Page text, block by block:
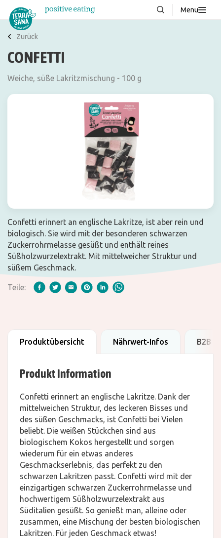
Menu
Über uns
Wissenswertes
Zurück
CONFETTI
Weiche, süße Lakritzmischung - 100 g
Confetti erinnert an englische Lakritze, ist aber rein und
biologisch. Sie wird mit der besonderen schwarzen
Zuckerrohrmelasse gesüßt und enthält reines
Süßholzwurzelextrakt. Mit mittelweicher Struktur und
süßem Geschmack.
Teile:
Produktübersicht Nährwert-Infos B2B
Produkt Information
Confetti erinnert an englische Lakritze. Dank der
mittelweichen Struktur, des leckeren Bisses und
des süßen Geschmacks, ist Confetti bei Vielen
beliebt. Die weißen Stückchen sind aus
biologischem Kokos hergestellt und sorgen
wiederum für ein etwas anderes
Geschmackserlebnis, das perfekt zu den
schwarzen Lakritzen passt. Confetti wird mit der
einzigartigen schwarzen Zuckerrohrmelasse und
hochwertigem Süßholzwurzelextrakt aus
Süditalien gesüßt. So genießt man, alleine oder
zusammen, eine Mischung der besten biologischen
Lakritzen. Für jeden Geschmack etwas!